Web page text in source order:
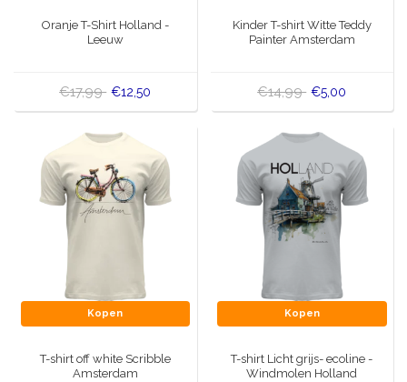
Wens & Ansichtkaarten
Koninghuis artikelen
Pins - Speldjes
Wandborden - Gekleurd en Delfts blauw
Peper en Zout stelletjes
Speelkaarten
Delfts blauwe magneten
Oranje T-Shirt Holland -
Leeuw
€17,99 €12,50
Kinder T-shirt Witte Teddy
Painter Amsterdam
€14,99 €5,00
Kopen
T-shirt off white Scribble
Amsterdam
Kopen
T-shirt Licht grijs- ecoline -
Windmolen Holland